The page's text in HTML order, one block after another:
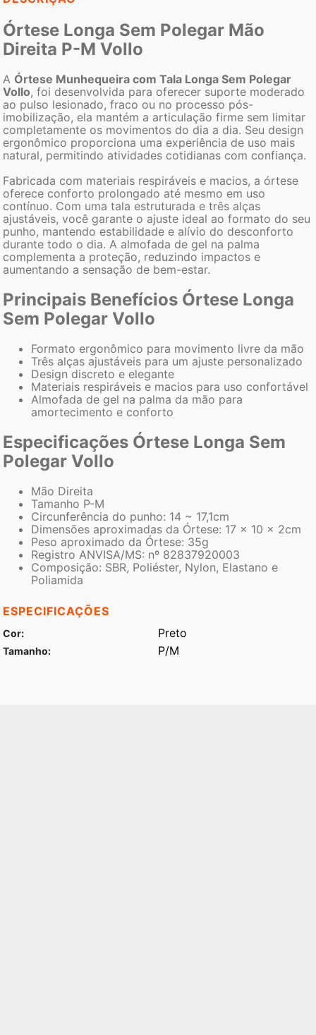
Órtese Longa Sem Polegar Mão
Direita P-M Vollo
A Órtese Munhequeira com Tala Longa Sem Polegar
Vollo, foi desenvolvida para oferecer suporte moderado
ao pulso lesionado, fraco ou no processo pós-
imobilização, ela mantém a articulação firme sem limitar
completamente os movimentos do dia a dia. Seu design
ergonômico proporciona uma experiência de uso mais
natural, permitindo atividades cotidianas com confiança.
Fabricada com materiais respiráveis e macios, a órtese
oferece conforto prolongado até mesmo em uso
contínuo. Com uma tala estruturada e três alças
ajustáveis, você garante o ajuste ideal ao formato do seu
punho, mantendo estabilidade e alívio do desconforto
durante todo o dia. A almofada de gel na palma
complementa a proteção, reduzindo impactos e
aumentando a sensação de bem-estar.
Principais Benefícios Órtese Longa
Sem Polegar Vollo
Formato ergonômico para movimento livre da mão
Três alças ajustáveis para um ajuste personalizado
Design discreto e elegante
Materiais respiráveis e macios para uso confortável
Almofada de gel na palma da mão para
amortecimento e conforto
Especificações Órtese Longa Sem
Polegar Vollo
Mão Direita
Tamanho P-M
Circunferência do punho: 14 ~ 17,1cm
Dimensões aproximadas da Órtese: 17 x 10 x 2cm
Peso aproximado da Órtese: 35g
Registro ANVISA/MS: nº 82837920003
Composição: SBR, Poliéster, Nylon, Elastano e
Poliamida
ESPECIFICAÇÕES
Cor Preto
Tamanho P/M